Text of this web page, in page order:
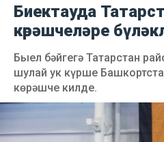
Биектауда
көрәшчеләре
Быел бәйгегә Татарстан
шулай ук күрше
көрәшче килде.